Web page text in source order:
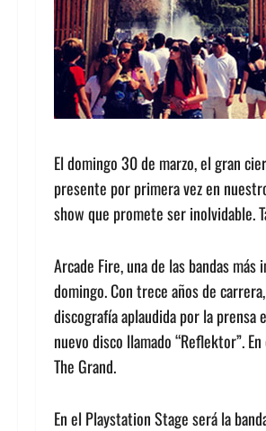
El domingo 30 de marzo, el gran
presente por primera vez en
show que promete ser inolvidable.
Arcade Fire, una de las bandas
domingo. Con trece años de
discografía aplaudida por la prensa
nuevo disco llamado “Reflektor”.
The Grand.
En el Playstation Stage será la